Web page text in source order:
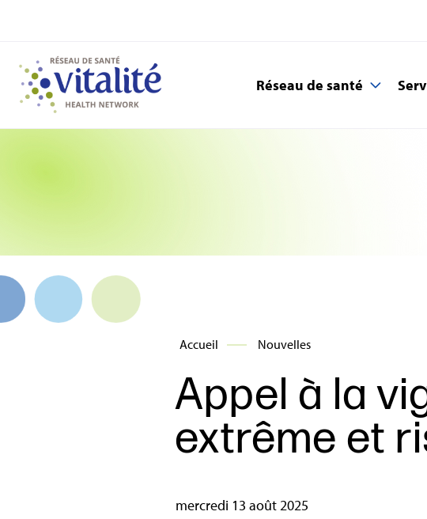
Réseau de santé
Accueil Nouvelles
Appel à la
extrême et
mercredi 13 août 2025